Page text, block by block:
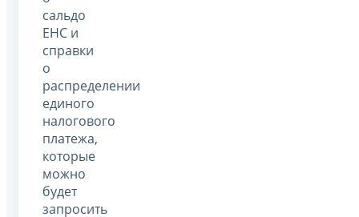
сальдо
ЕНС и
справки
о
распределении
единого
налогового
платежа,
которые
можно
будет
запросить